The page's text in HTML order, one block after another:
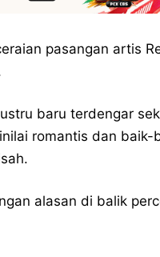
pasangan artis
baru terdengar
romantis dan baik-
alasan di balik